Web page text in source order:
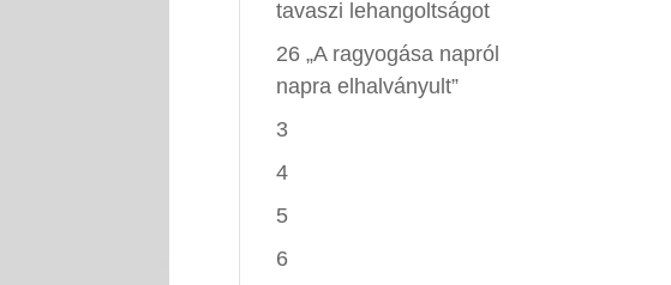
tavaszi lehangoltságot
26 „A ragyogása napról
napra elhalványult”
3
4
5
6